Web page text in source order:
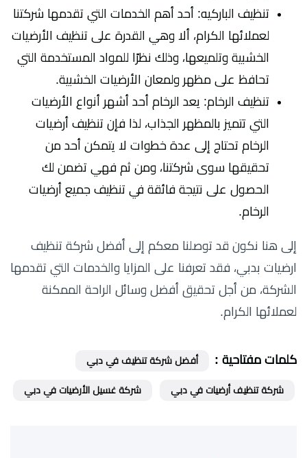
تنظيف الباركيه: أحد أهم الخدمات التي تقدمها شركتنا
لعملائها الكرام، ألا وهي القدرة على تنظيف الأرضيات
الخشبية وتلميعها، وذلك نظرًا للمواد المستخدمة التي
تحافظ على مظهر ولمعان الأرضيات الخشبية.
تنظيف الرخام: يعد الرخام أحد أشهر أنواع الأرضيات
التي تتميز بالمظهر الجذاب، لذا فإن تنظيف أرضيات
الرخام تحتاج إلى عدة خطوات لا يتمكن أحد من
تحقيقها سوى شركتنا، ومن ثم فهي تضمن لك
الحصول على نتيجة فائقة في تنظيف جميع أرضيات
الرخام.
إلى هنا نكون قد توصلنا معكم إلى أفضل شركة تنظيف
ارضيات بدبي، فقد تعرفنا على المزايا والخدمات التي تقدمها
الشركة، من أجل تحقيق أفضل وسائل الراحة الممكنة
لعملائها الكرام.
كلمات مفتاحية : أفضل شركة تنظيف في دبي
شركة تنظيف أرضيات في دبي شركة غسيل الأرضيات في دبي